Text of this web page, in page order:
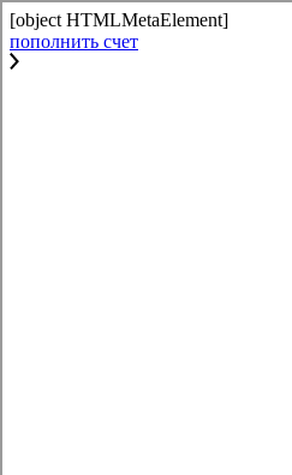
[object HTMLMetaElement]
пополнить счет